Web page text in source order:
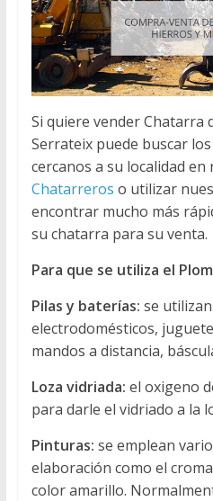
Si quiere vender Chatarra
Serrateix puede buscar
cercanos a su localidad en
Chatarreros o utilizar
encontrar mucho más
su chatarra para su venta.
Para que se utiliza el
Pilas y baterías: se
electrodomésticos,
mandos a distancia,
Loza vidriada: el oxigeno
para darle el vidriado a la
Pinturas: se emplean
elaboración como el
color amarillo.